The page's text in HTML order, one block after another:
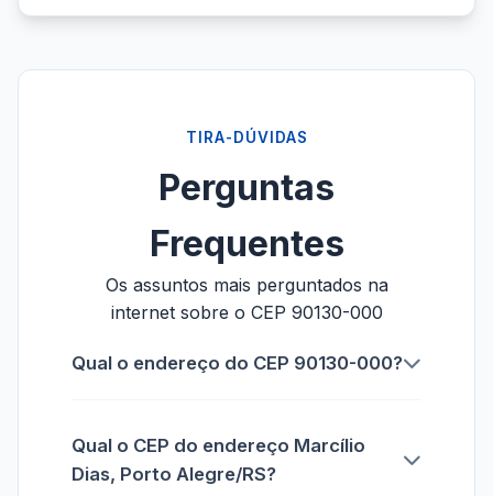
TIRA-DÚVIDAS
Perguntas
Frequentes
Os assuntos mais perguntados na
internet sobre o CEP 90130-000
Qual o endereço do CEP 90130-000?
Qual o CEP do endereço Marcílio
Dias, Porto Alegre/RS?